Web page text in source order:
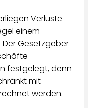
Verluste
einem
Gesetzgeber
festgelegt, denn
mit
werden.